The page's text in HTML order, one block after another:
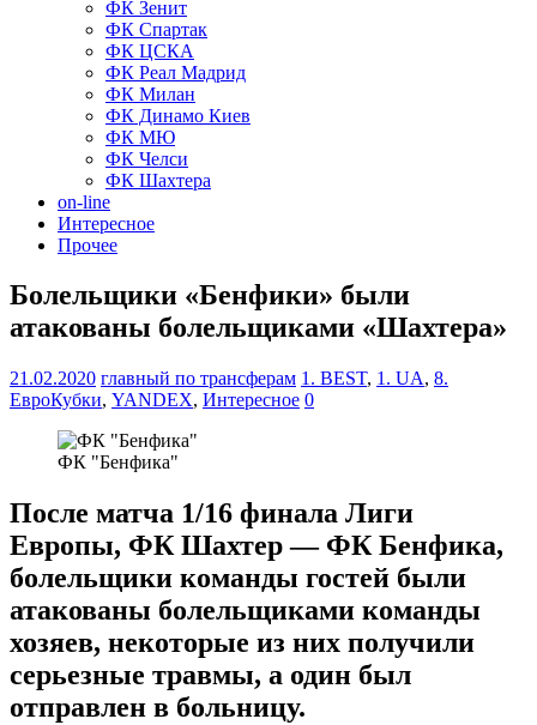
ФК Зенит
ФК Спартак
ФК ЦСКА
ФК Реал Мадрид
ФК Милан
ФК Динамо Киев
ФК МЮ
ФК Челси
ФК Шахтера
on-line
Интересное
Прочее
Болельщики «Бенфики» были
атакованы болельщиками «Шахтера»
21.02.2020 главный по трансферам 1. BEST, 1. UA, 8.
ЕвроКубки, YANDEX, Интересное 0
ФК "Бенфика"
После матча 1/16 финала Лиги
Европы, ФК Шахтер — ФК Бенфика,
болельщики команды гостей были
атакованы болельщиками команды
хозяев, некоторые из них получили
серьезные травмы, а один был
отправлен в больницу.